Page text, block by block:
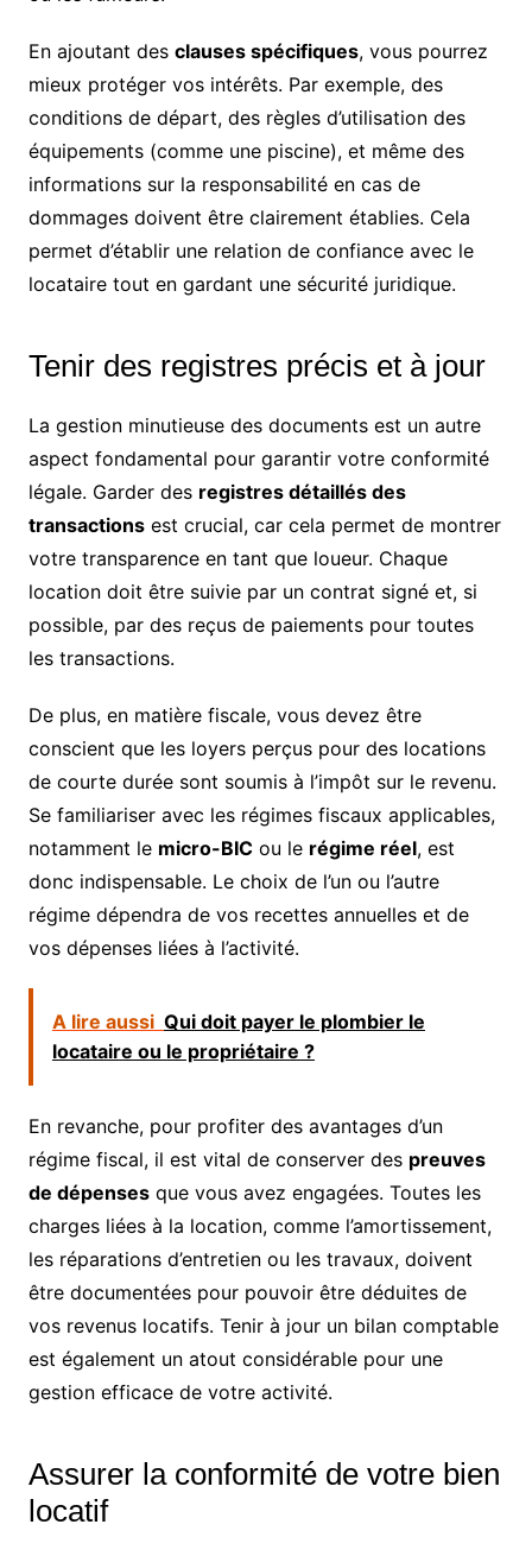
En ajoutant des clauses spécifiques, vous pourrez
mieux protéger vos intérêts. Par exemple, des
conditions de départ, des règles d’utilisation des
équipements (comme une piscine), et même des
informations sur la responsabilité en cas de
dommages doivent être clairement établies. Cela
permet d’établir une relation de confiance avec le
locataire tout en gardant une sécurité juridique.
Tenir des registres précis et à jour
La gestion minutieuse des documents est un autre
aspect fondamental pour garantir votre conformité
légale. Garder des registres détaillés des
transactionsest crucial, car cela permet de montrer
votre transparence en tant que loueur. Chaque
location doit être suivie par un contrat signé et, si
possible, par des reçus de paiements pour toutes
les transactions.
De plus, en matière fiscale, vous devez être
conscient que les loyers perçus pour des locations
de courte durée sont soumis à l’impôt sur le revenu.
Se familiariser avec les régimes fiscaux applicables,
notamment le micro-BICou le régime réel, est
donc indispensable. Le choix de l’un ou l’autre
régime dépendra de vos recettes annuelles et de
vos dépenses liées à l’activité.
A lire aussi Qui doit payer le plombier le
locataire ou le propriétaire ?
En revanche, pour profiter des avantages d’un
régime fiscal, il est vital de conserver des preuves
de dépensesque vous avez engagées. Toutes les
charges liées à la location, comme l’amortissement,
les réparations d’entretien ou les travaux, doivent
être documentées pour pouvoir être déduites de
vos revenus locatifs. Tenir à jour un bilan comptable
est également un atout considérable pour une
gestion efficace de votre activité.
Assurer la conformité de votre bien
locatif